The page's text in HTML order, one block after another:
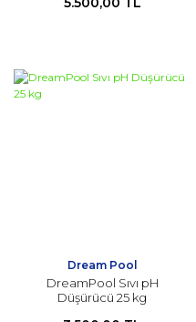
Dream Pool
DreamPool Sıvı pH
Düşürücü 25 kg